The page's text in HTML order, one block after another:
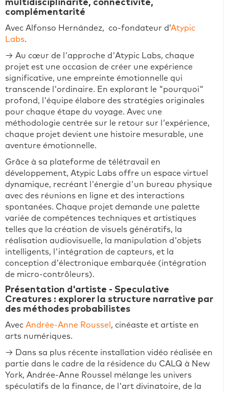
multidisciplinarité, connectivité,
complémentarité
Avec Alfonso Hernández, co-fondateur d’Atypic
Labs.
→ Au cœur de l'approche d'Atypic Labs, chaque
projet est une occasion de créer une expérience
significative, une empreinte émotionnelle qui
transcende l'ordinaire. En explorant le "pourquoi"
profond, l'équipe élabore des stratégies originales
pour chaque étape du voyage. Avec une
méthodologie centrée sur le retour sur l'expérience,
chaque projet devient une histoire mesurable, une
aventure émotionnelle.
Grâce à sa plateforme de télétravail en
développement, Atypic Labs offre un espace virtuel
dynamique, recréant l'énergie d'un bureau physique
avec des réunions en ligne et des interactions
spontanées. Chaque projet demande une palette
variée de compétences techniques et artistiques
telles que la création de visuels génératifs, la
réalisation audiovisuelle, la manipulation d'objets
intelligents, l'intégration de capteurs, et la
conception d'électronique embarquée (intégration
de micro-contrôleurs).
Présentation d'artiste - Speculative
Creatures : explorer la structure narrative par
des méthodes probabilistes
Avec Andrée-Anne Roussel , cinéaste et artiste en
arts numériques.
→ Dans sa plus récente installation vidéo réalisée en
partie dans le cadre de la résidence du CALQ à New
York, Andrée-Anne Roussel mélange les univers
spéculatifs de la finance, de l'art divinatoire, de la